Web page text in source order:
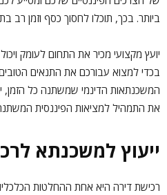
ביותר. בכך, תוכלו לחסוך כסף וזמן רב
יועץ מקצועי מכיר את התחום לעומק
בכדי למצוא עבורכם את התנאים
המשכנתאות הדינמי שמשתנה כל הזמן,
את התמהיל למציאות הפיננסית
ייעוץ למשכנתא
רכישת דירה היא אחת ההחלטות